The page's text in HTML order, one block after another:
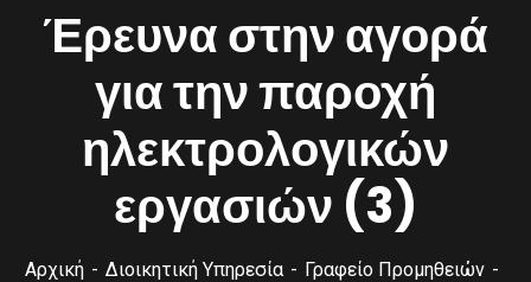
Έρευνα στην αγορά
για την παροχή
ηλεκτρολογικών
εργασιών (3)
Αρχική Διοικητική Υπηρεσία
Γραφείο Προμηθειών